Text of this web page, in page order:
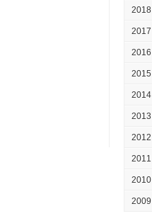
2018
2017
2016
2015
2014
2013
2012
2011
2010
2009